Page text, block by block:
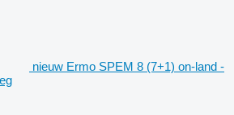
nieuw Ermo SPEM 8 (7+1) on-land -